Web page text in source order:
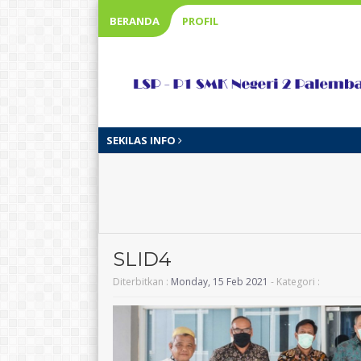
BERANDA PROFIL
SEKILAS INFO
SLID4
Diterbitkan : Monday, 15 Feb 2021 - Kategori :